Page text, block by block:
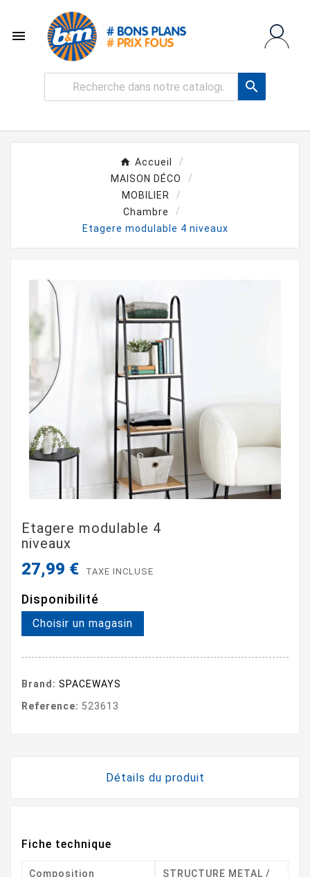


Accueil
MAISON DÉCO
MOBILIER
Chambre
Etagere modulable 4 niveaux
Etagere modulable 4
niveaux
27,99 € TAXE INCLUSE
Disponibilité
Choisir un magasin
Brand: SPACEWAYS
Reference: 523613
Détails du produit
Fiche technique
Composition
STRUCTURE METAL /